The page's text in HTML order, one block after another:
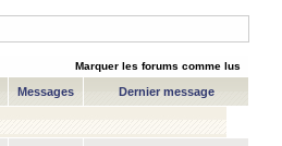
Marquer les forums comme lus
Messages Dernier message